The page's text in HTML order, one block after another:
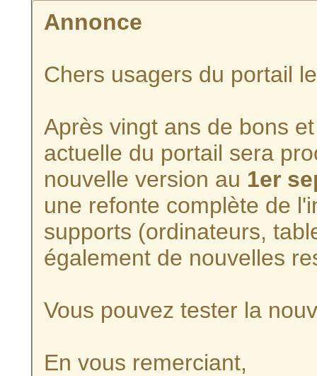
Annonce
Chers usagers du portail
Après vingt ans de bons
actuelle du portail sera
nouvelle version au 1er
une refonte complète de
supports (ordinateurs,
également de nouvelles
Vous pouvez tester la
En vous remerciant,